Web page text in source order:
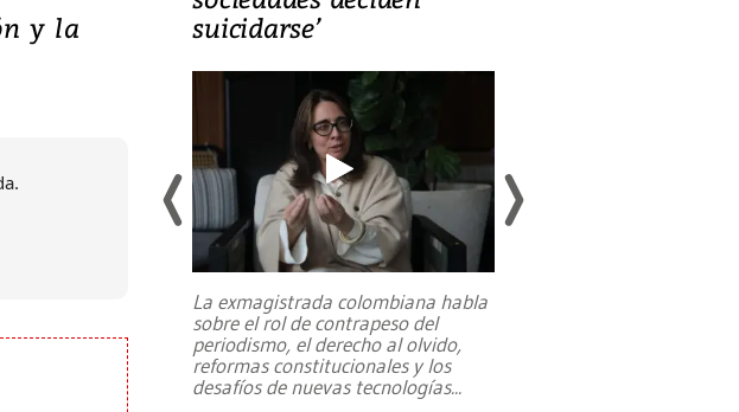
y la
magnitud
28 de
suicidarse’
La exmagistrada colombiana habla
sobre el rol de contrapeso del
periodismo, el derecho al olvido,
reformas constitucionales y los
desafíos de nuevas tecnologías...